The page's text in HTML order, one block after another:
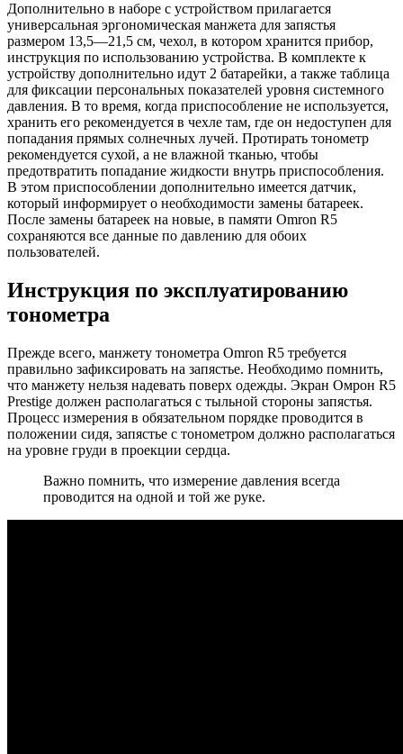
Дополнительно в наборе с устройством прилагается
универсальная эргономическая манжета для запястья
размером 13,5—21,5 см, чехол, в котором хранится прибор,
инструкция по использованию устройства. В комплекте к
устройству дополнительно идут 2 батарейки, а также таблица
для фиксации персональных показателей уровня системного
давления. В то время, когда приспособление не используется,
хранить его рекомендуется в чехле там, где он недоступен для
попадания прямых солнечных лучей. Протирать тонометр
рекомендуется сухой, а не влажной тканью, чтобы
предотвратить попадание жидкости внутрь приспособления.
В этом приспособлении дополнительно имеется датчик,
который информирует о необходимости замены батареек.
После замены батареек на новые, в памяти Omron R5
сохраняются все данные по давлению для обоих
пользователей.
Инструкция по эксплуатированию
тонометра
Прежде всего, манжету тонометра Omron R5 требуется
правильно зафиксировать на запястье. Необходимо помнить,
что манжету нельзя надевать поверх одежды. Экран Омрон R5
Prestige должен располагаться с тыльной стороны запястья.
Процесс измерения в обязательном порядке проводится в
положении сидя, запястье с тонометром должно располагаться
на уровне груди в проекции сердца.
Важно помнить, что измерение давления всегда
проводится на одной и той же руке.